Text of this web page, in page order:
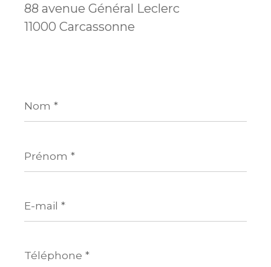
88 avenue Général Leclerc
11000 Carcassonne
*
*
mail
*
*